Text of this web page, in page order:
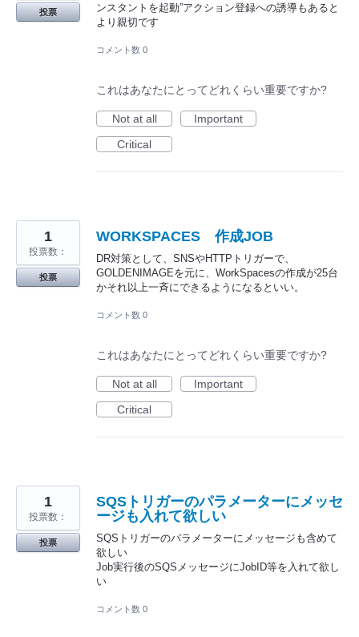
ンスタントを起動”アクション登録への誘導もあると
より親切です
投票
コメント数 0
これはあなたにとってどれくらい重要ですか?
Not at all
Important
Critical
WORKSPACES 作成JOB
DR対策として、SNSやHTTPトリガーで、
GOLDENIMAGEを元に、WorkSpacesの作成が25台
かそれ以上一斉にできるようになるといい。
1
投票数：
投票
コメント数 0
これはあなたにとってどれくらい重要ですか?
Not at all
Important
Critical
SQSトリガーのパラメーターにメッセ
ージも入れて欲しい
SQSトリガーのパラメーターにメッセージも含めて
欲しい
Job実行後のSQSメッセージにJobID等を入れて欲し
い
1
投票数：
投票
コメント数 0